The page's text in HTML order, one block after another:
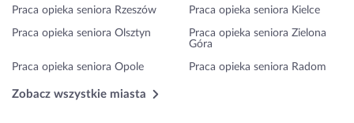
Praca opieka seniora Rzeszów Praca opieka seniora Kielce
Praca opieka seniora Olsztyn
Praca opieka seniora Zielona
Góra
Praca opieka seniora Opole Praca opieka seniora Radom
Zobacz wszystkie miasta